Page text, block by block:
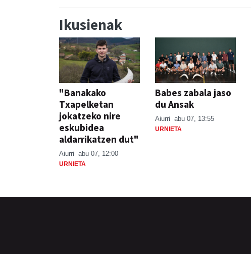
Ikusienak
"Banakako
Txapelketan
jokatzeko nire
eskubidea
aldarrikatzen dut"
Aiurri abu 07, 12:00
URNIETA
Babes zabala jaso
du Ansak
Aiurri abu 07, 13:55
URNIETA